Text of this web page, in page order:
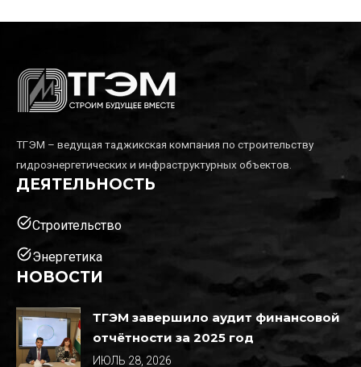
НОВОСТИ
ТГЭМ завершило аудит финансовой
отчётности за 2025 год
ИЮЛЬ 28, 2026
ДЕЯТЕЛЬНОСТЬ
task_altСтроительство
task_altЭнергетика
ТГЭМ – ведущая таджикская компания по строительству
гидроэнергетических и инфраструктурных объектов.